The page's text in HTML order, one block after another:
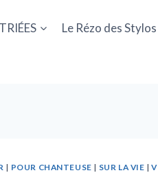
Le Rézo des Stylos
| POUR CHANTEUSE | SUR LA VIE |V